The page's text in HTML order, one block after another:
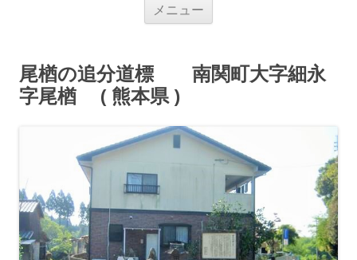
メニュー
ス
キ
尾楢の追分道標 南関町大字細永
字尾楢 ( 熊本県 )